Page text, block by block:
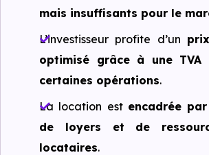
mais insuffisants pour le
L’investisseur profite d’un
optimisé grâce à une
certaines opérations.
La location est encadrée
de loyers et de
locataires.